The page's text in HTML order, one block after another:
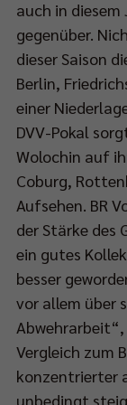
auch in
gegenüber.
dieser Saison
Berlin,
einer
DVV-Pokal
Wolochin auf
Coburg,
Aufsehen. BR
der Stärke des
ein gutes
besser
vor allem über
Vergleich zum
konzentrierter
unbedingt